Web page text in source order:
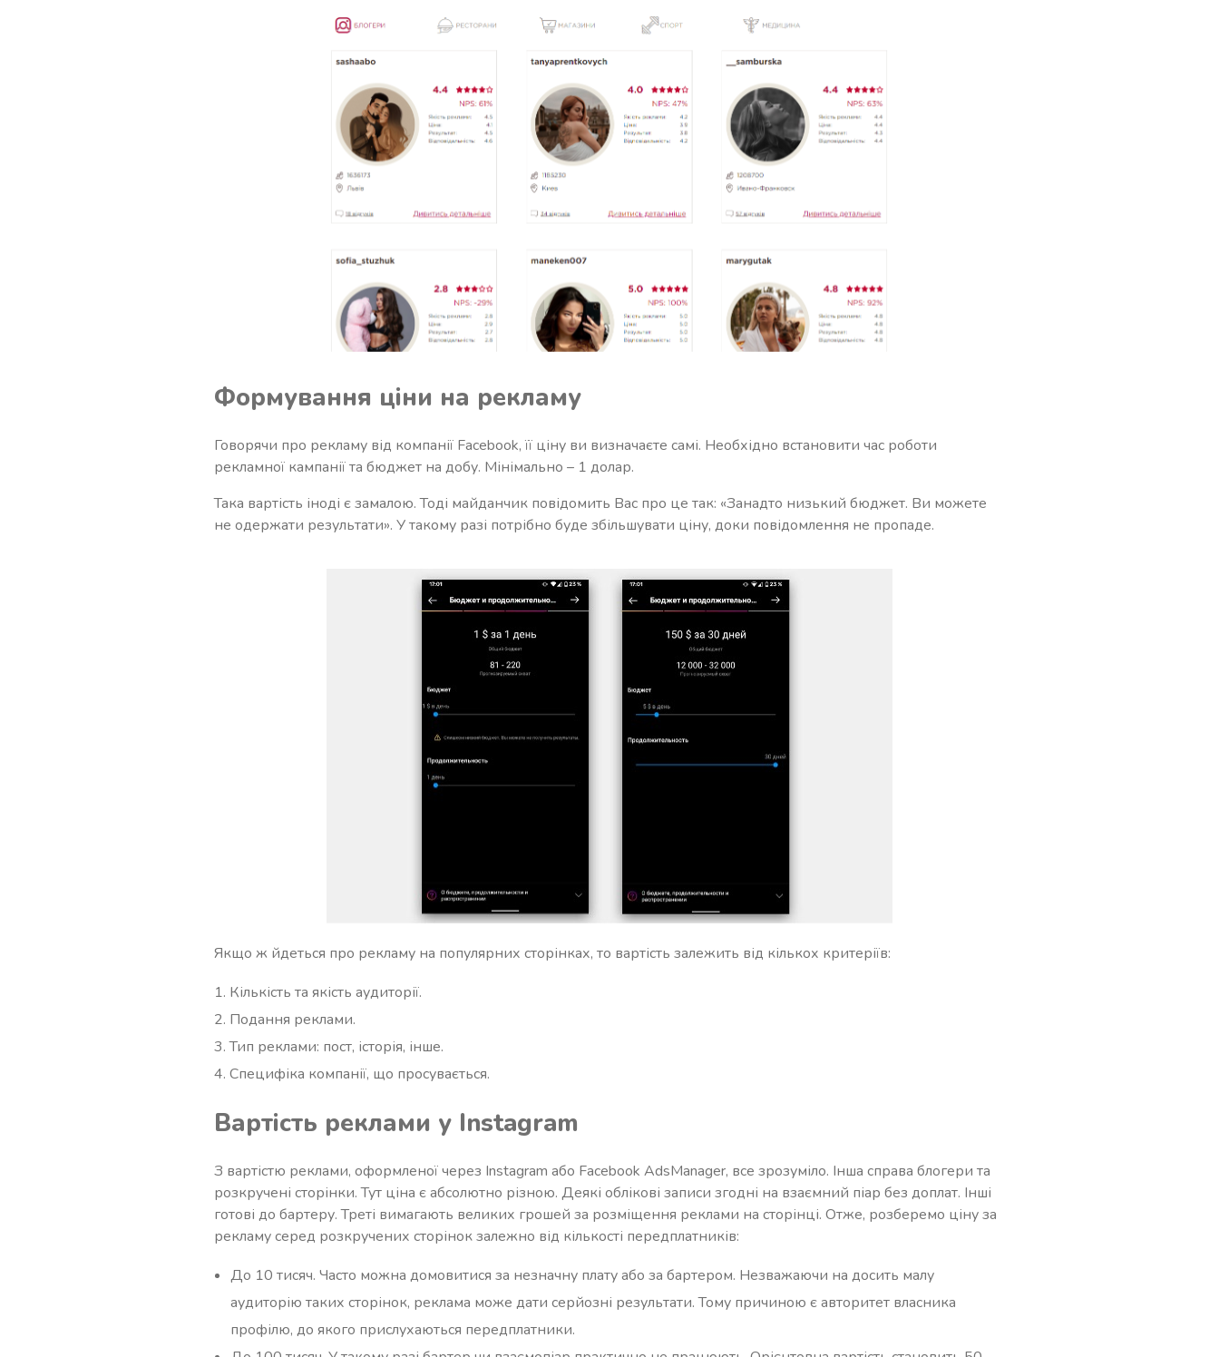
Формування ціни на рекламу
Говорячи про рекламу від компанії Facebook, її ціну ви визначаєте самі. Необхідно встановити час роботи
рекламної кампанії та бюджет на добу. Мінімально – 1 долар.
Така вартість іноді є замалою. Тоді майданчик повідомить Вас про це так: «Занадто низький бюджет. Ви можете
не одержати результати». У такому разі потрібно буде збільшувати ціну, доки повідомлення не пропаде.
Якщо ж йдеться про рекламу на популярних сторінках, то вартість залежить від кількох критеріїв:
Кількість та якість аудиторії.
Подання реклами.
Тип реклами: пост, історія, інше.
Специфіка компанії, що просувається.
Вартість реклами у Instagram
З вартістю реклами, оформленої через Instagram або Facebook AdsManager, все зрозуміло. Інша справа блогери та
розкручені сторінки. Тут ціна є абсолютно різною. Деякі облікові записи згодні на взаємний піар без доплат. Інші
готові до бартеру. Треті вимагають великих грошей за розміщення реклами на сторінці. Отже, розберемо ціну за
рекламу серед розкручених сторінок залежно від кількості передплатників:
До 10 тисяч. Часто можна домовитися за незначну плату або за бартером. Незважаючи на досить малу
аудиторію таких сторінок, реклама може дати серйозні результати. Тому причиною є авторитет власника
профілю, до якого прислухаються передплатники.